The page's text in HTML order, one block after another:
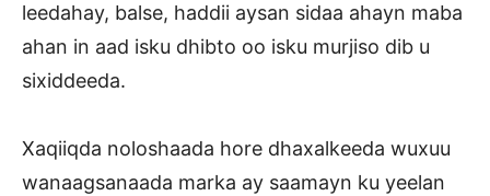
leedahay, balse, haddii aysan sidaa ahayn maba
ahan in aad isku dhibto oo isku murjiso dib u
sixiddeeda.
Xaqiiqda noloshaada hore dhaxalkeeda wuxuu
wanaagsanaada marka ay saamayn ku yeelan